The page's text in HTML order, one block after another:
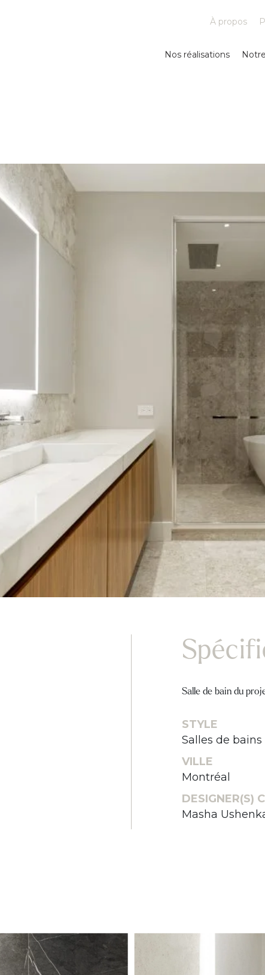
Nos réalisations
À propos
Salle de bain du
STYLE
Salles de bains
VILLE
Montréal
DESIGNER(S)
Masha